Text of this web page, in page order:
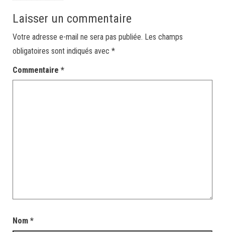
Laisser un commentaire
Votre adresse e-mail ne sera pas publiée. Les champs
obligatoires sont indiqués avec *
Commentaire *
Nom *